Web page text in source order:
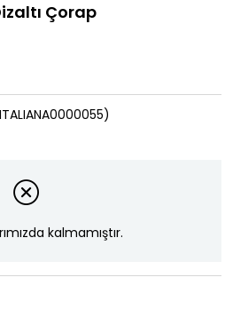
Çorap
kalmamıştır.